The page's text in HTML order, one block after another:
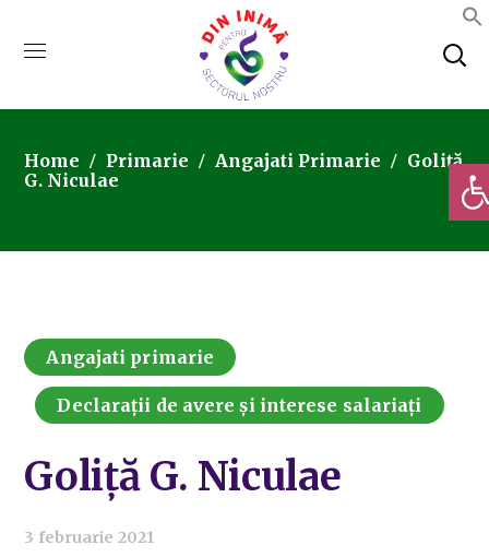
Home Primarie Angajati Primarie
Goliță
G. Niculae
Angajati primarie
Declarații de avere și interese salariați
Goliță G. Niculae
3 februarie 2021